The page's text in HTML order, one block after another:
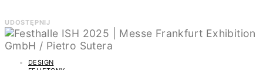
UDOSTĘPNIJ
DESIGN